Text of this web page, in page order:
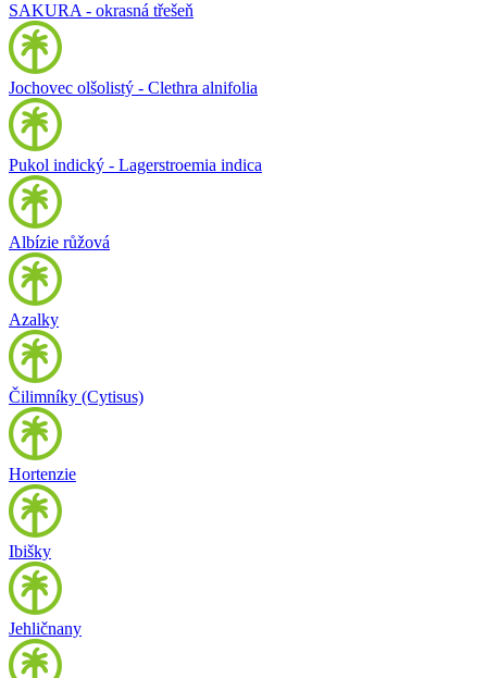
SAKURA - okrasná třešeň
Jochovec olšolistý - Clethra alnifolia
Pukol indický - Lagerstroemia indica
Albízie růžová
Azalky
Čilimníky (Cytisus)
Hortenzie
Ibišky
Jehličnany